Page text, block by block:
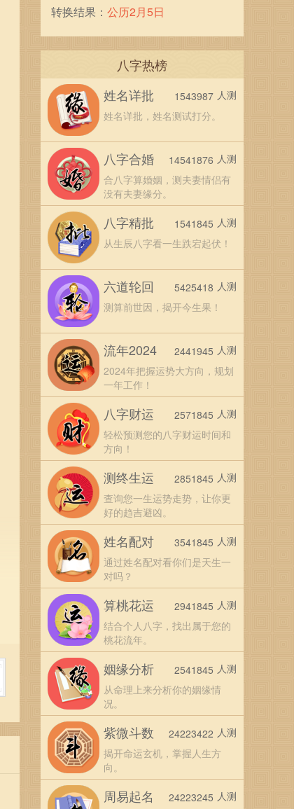
转换结果： 公历2月5日
八字热榜
姓名详批
姓名详批，姓名测试打分。
1543987 人测
八字合婚
合八字算婚姻，测夫妻情侣有
没有夫妻缘分。
14541876 人测
八字精批
从生辰八字看一生跌宕起伏！
1541845 人测
六道轮回
测算前世因，揭开今生果！
5425418 人测
流年2024
2024年把握运势大方向，规划
一年工作！
2441945 人测
八字财运
轻松预测您的八字财运时间和
方向！
2571845 人测
测终生运
查询您一生运势走势，让你更
好的趋吉避凶。
2851845 人测
姓名配对
通过姓名配对看你们是天生一
对吗？
3541845 人测
算桃花运
结合个人八字，找出属于您的
桃花流年。
2941845 人测
姻缘分析
从命理上来分析你的姻缘情
况。
2541845 人测
紫微斗数
揭开命运玄机，掌握人生方
向。
24223422 人测
周易起名 24223245 人测